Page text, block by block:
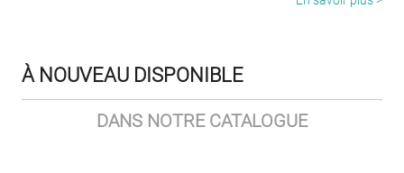
À NOUVEAU DISPONIBLE
DANS NOTRE CATALOGUE